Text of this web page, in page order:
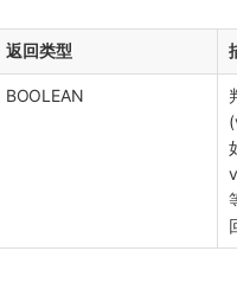
返回类型
BOOLEAN